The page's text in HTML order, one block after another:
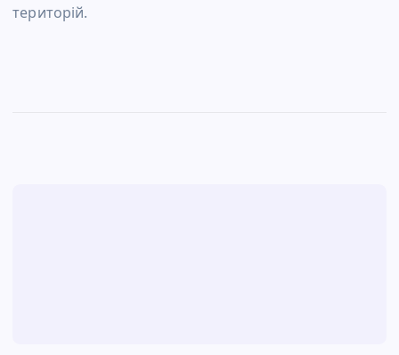
територій.